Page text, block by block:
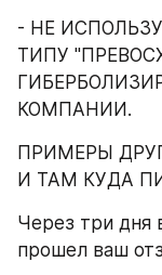
- НЕ
ТИПУ
КОМПАНИИ.
ПРИМЕРЫ
И ТАМ КУДА
Через три дня
прошел ваш